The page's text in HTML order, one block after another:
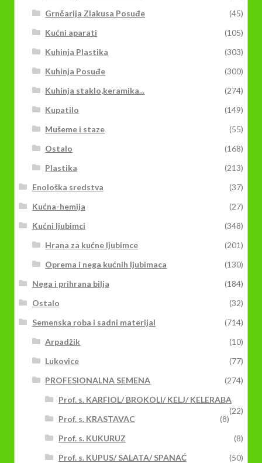
Grnčarija Zlakusa Posuđe
(45)
Kućni aparati
(105)
Kuhinja Plastika
(303)
Kuhinja Posuđe
(300)
Kuhinja staklo,keramika...
(274)
Kupatilo
(149)
Mušeme i staze
(55)
Ostalo
(168)
Plastika
(213)
Enološka sredstva
(37)
Kućna-hemija
(27)
Kućni ljubimci
(348)
Hrana za kućne ljubimce
(201)
Oprema i nega kućnih ljubimaca
(130)
Nega i prihrana bilja
(184)
Ostalo
(32)
Semenska roba i sadni materijal
(714)
Arpadžik
(10)
Lukovice
(77)
PROFESIONALNA SEMENA
(274)
Prof. s. KARFIOL/ BROKOLI/ KELJ/ KELERABA
(22)
Prof. s. KRASTAVAC
(8)
Prof. s. KUKURUZ
(8)
Prof. s. KUPUS/ SALATA/ SPANAĆ
(50)